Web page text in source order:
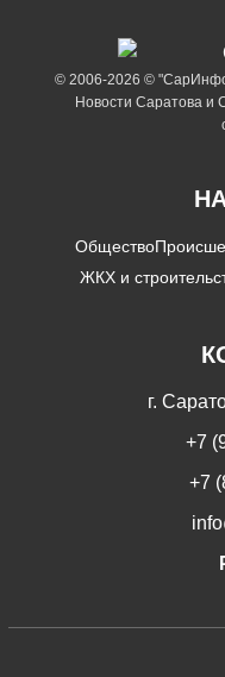
© 2006-2026 ©
Новости Саратова и
Общество
ЖКХ и
г.
+7
+7